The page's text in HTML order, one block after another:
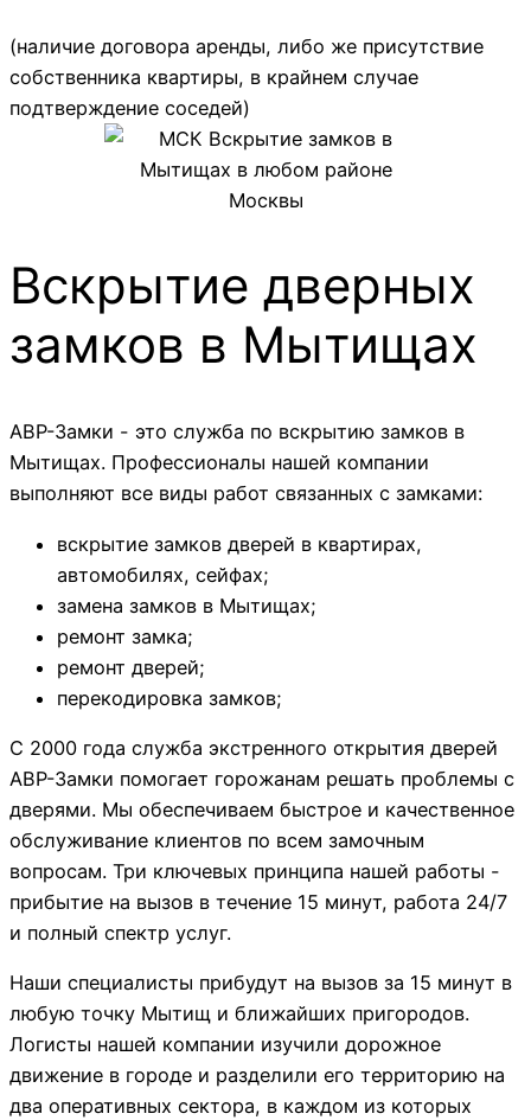
(наличие договора аренды, либо же присутствие
собственника квартиры, в крайнем случае
подтверждение соседей)
Вскрытие дверных
замков в Мытищах
АВР-Замки - это служба по вскрытию замков в
Мытищах. Профессионалы нашей компании
выполняют все виды работ связанных с замками:
вскрытие замков дверей в квартирах,
автомобилях, сейфах;
замена замков в Мытищах;
ремонт замка;
ремонт дверей;
перекодировка замков;
С 2000 года служба экстренного открытия дверей
АВР-Замки помогает горожанам решать проблемы с
дверями. Мы обеспечиваем быстрое и качественное
обслуживание клиентов по всем замочным
вопросам. Три ключевых принципа нашей работы -
прибытие на вызов в течение 15 минут, работа 24/7
и полный спектр услуг.
Наши специалисты прибудут на вызов за 15 минут в
любую точку Мытищ и ближайших пригородов.
Логисты нашей компании изучили дорожное
движение в городе и разделили его территорию на
два оперативных сектора, в каждом из которых